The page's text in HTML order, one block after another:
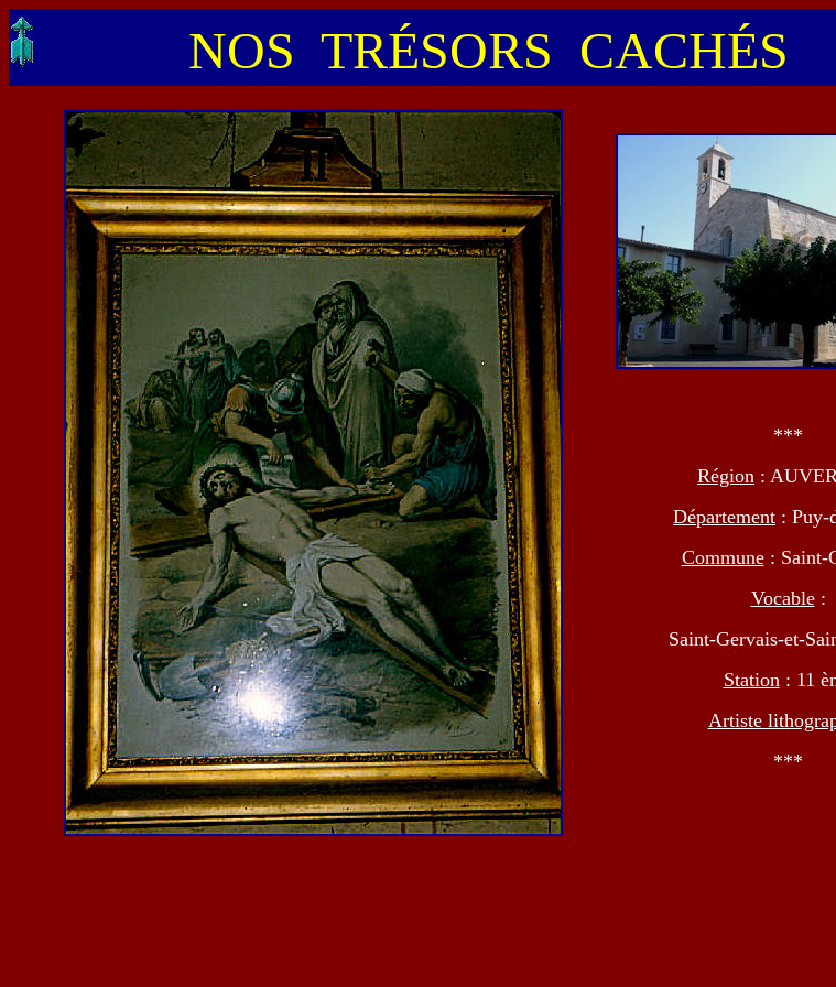
NOS TRÉSORS CACHÉS
***
Région :
Département : Puy-
Commune: Saint-
Vocable:
Saint-Gervais-et-
Station: 11
Artiste
***